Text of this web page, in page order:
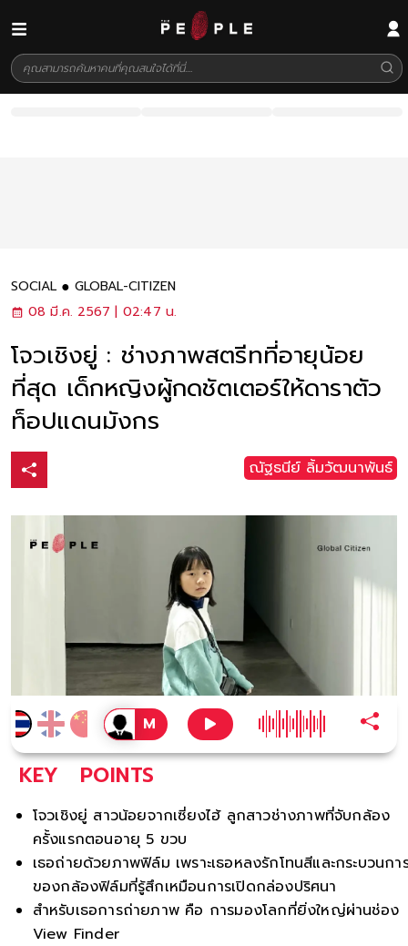
SOCIAL
GLOBAL-CITIZEN
08 มี.ค. 2567 | 02:47 น.
โจวเชิงยู่ : ช่างภาพสตรีทที่อายุน้อย
ที่สุด เด็กหญิงผู้กดชัตเตอร์ให้ดาราตัว
ท็อปแดนมังกร
ณัฐธนีย์ ลิ้มวัฒนาพันธ์
KEY POINTS
โจวเชิงยู่ สาวน้อยจากเซี่ยงไฮ้ ลูกสาวช่างภาพที่จับกล้อง
ครั้งแรกตอนอายุ 5 ขวบ
เธอถ่ายด้วยภาพฟิล์ม เพราะเธอหลงรักโทนสีและกระบวนกา
ของกล้องฟิล์มที่รู้สึกเหมือนการเปิดกล่องปริศนา
สำหรับเธอการถ่ายภาพ คือ การมองโลกที่ยิ่งใหญ่ผ่านช่อง
View Finder